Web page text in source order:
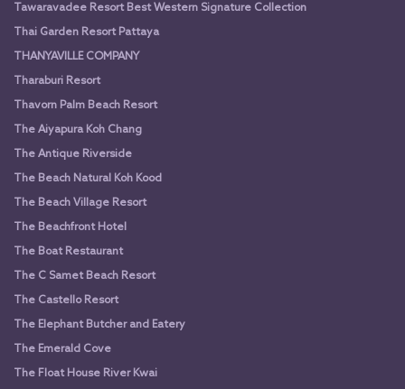
Tawaravadee Resort Best Western Signature Collection
Thai Garden Resort Pattaya
THANYAVILLE COMPANY
Tharaburi Resort
Thavorn Palm Beach Resort
The Aiyapura Koh Chang
The Antique Riverside
The Beach Natural Koh Kood
The Beach Village Resort
The Beachfront Hotel
The Boat Restaurant
The C Samet Beach Resort
The Castello Resort
The Elephant Butcher and Eatery
The Emerald Cove
The Float House River Kwai